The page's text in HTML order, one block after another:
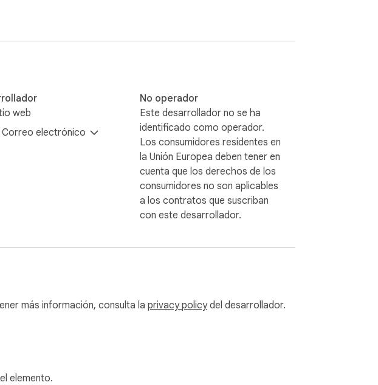
web
Correo electrónico
No operador
Este desarrollador no se ha
identificado como operador.
Los consumidores residentes en
la Unión Europea deben tener en
cuenta que los derechos de los
consumidores no son aplicables
a los contratos que suscriban
con este desarrollador.
más información, consulta la privacy policydel desarrollador.
elemento.